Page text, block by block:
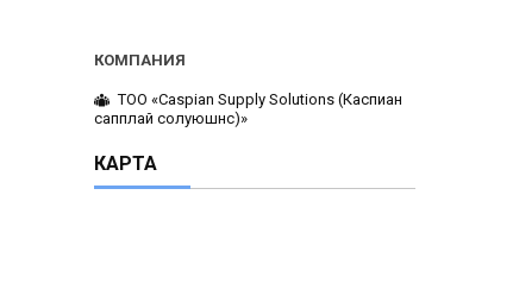
ТОО «Caspian Supply Solutions (Каспиан
сапплай солуюшнс)»
КАРТА